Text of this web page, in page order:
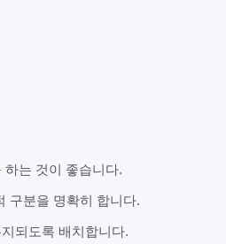
는 것이 좋습니다.
구분을 명확히 합니다.
되도록 배치합니다.